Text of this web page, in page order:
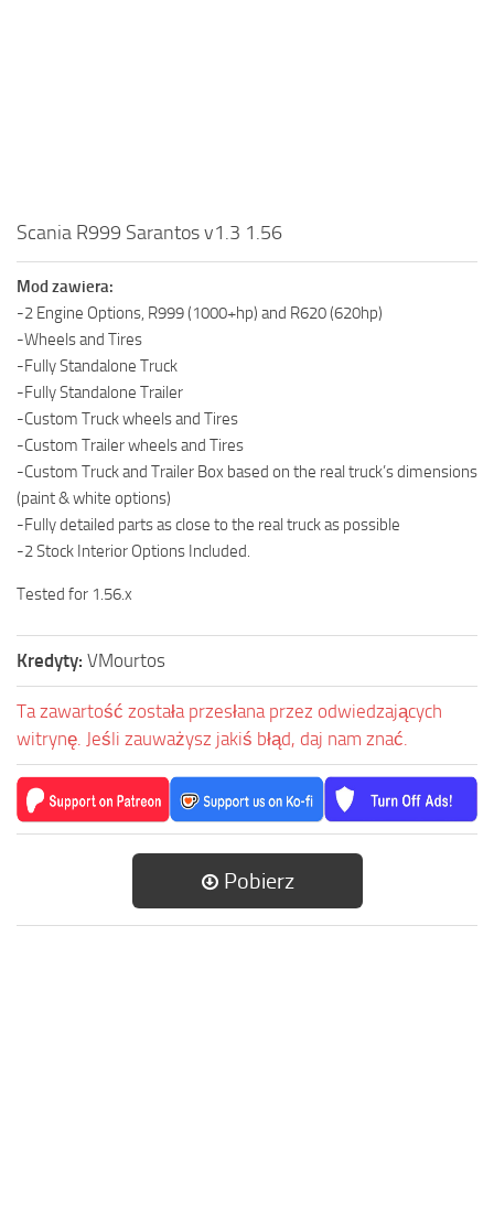
Scania R999 Sarantos v1.3 1.56
Mod zawiera:
-2 Engine Options, R999 (1000+hp) and R620 (620hp)
-Wheels and Tires
-Fully Standalone Truck
-Fully Standalone Trailer
-Custom Truck wheels and Tires
-Custom Trailer wheels and Tires
-Custom Truck and Trailer Box based on the real truck’s dimensions
(paint & white options)
-Fully detailed parts as close to the real truck as possible
-2 Stock Interior Options Included.
Tested for 1.56.x
Kredyty: VMourtos
Ta zawartość została przesłana przez odwiedzających
witrynę. Jeśli zauważysz jakiś błąd, daj nam znać.
Pobierz